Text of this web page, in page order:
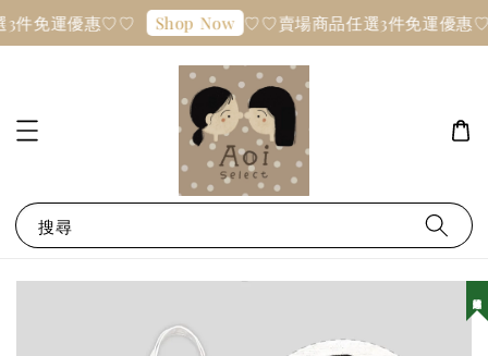
件免運優惠♡♡ Shop Now ♡♡賣場商品任選3件免運優惠
搜尋